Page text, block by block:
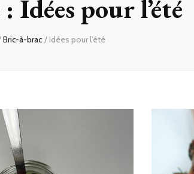
Idées pour l’été
Bric-à-brac/ Idées pour l’été